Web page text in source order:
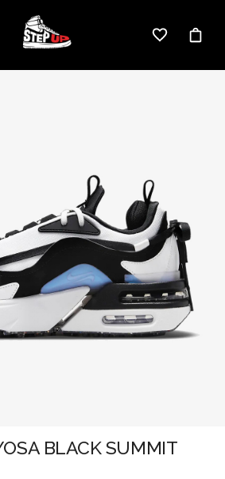
BLACK SUMMIT